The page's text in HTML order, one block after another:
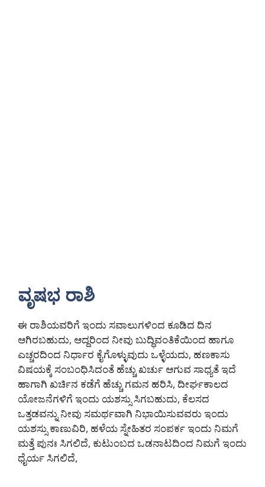
ವೃಷಭ ರಾಶಿ
ಈ ರಾಶಿಯವರಿಗೆ ಇಂದು ಸವಾಲುಗಳಿಂದ ಕೂಡಿದ ದಿನ
ಆಗಿರಬಹುದು, ಆದ್ದರಿಂದ ನೀವು ಬುದ್ಧಿವಂತಿಕೆಯಿಂದ ಹಾಗೂ
ಎಚ್ಚರದಿಂದ ನಿರ್ಧಾರ ಕೈಗೊಳ್ಳುವುದು ಒಳ್ಳೆಯದು, ಹಣಕಾಸು
ವಿಷಯಕ್ಕೆ ಸಂಬಂಧಿಸಿದಂತೆ ಹೆಚ್ಚು ಖರ್ಚು ಆಗುವ ಸಾಧ್ಯತೆ ಇದೆ
ಹಾಗಾಗಿ ಖರ್ಚಿನ ಕಡೆಗೆ ಹೆಚ್ಚು ಗಮನ ಹರಿಸಿ, ದೀರ್ಘಕಾಲದ
ಯೋಜನೆಗಳಿಗೆ ಇಂದು ಯಶಸ್ಸು ಸಿಗಬಹುದು, ಕೆಲಸದ
ಒತ್ತಡವನ್ನು ನೀವು ಸಮರ್ಥವಾಗಿ ನಿಭಾಯಿಸುವವರು ಇಂದು
ಯಶಸ್ಸು ಕಾಣುವಿರಿ, ಹಳೆಯ ಸ್ನೇಹಿತರ ಸಂಪರ್ಕ ಇಂದು ನಿಮಗೆ
ಮತ್ತೆ ಪುನಃ ಸಿಗಲಿದೆ, ಕುಟುಂಬದ ಒಡನಾಟದಿಂದ ನಿಮಗೆ ಇಂದು
ಧೈರ್ಯ ಸಿಗಲಿದೆ,